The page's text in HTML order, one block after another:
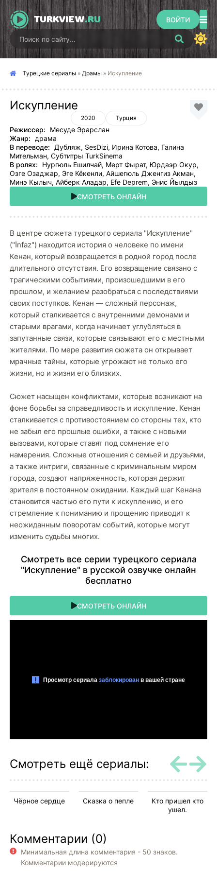
TURKVIEW.RU ВОЙТИ
Турецкие сериалы » Драмы » Искупление
Искупление
2020 Турция
Режиссер:
Месуде Эрарслан
Жанр:
драма
В переводе:
Дубляж, SesDizi, Ирина Котова, Галина
Мительман, Субтитры TurkSinema
В ролях:
Нургюль Ешилчай, Мерт Фырат, Юрдаэр Окур,
Озге Озаджар, Эге Кёкенли, Айшегюль Дженгиз Акман,
Минэ Кылыч, Айберк Аладар, Efe Deprem, Энис Йылдыз
СМОТРЕТЬ ОНЛАЙН
В центре сюжета турецкого сериала "Искупление"
("İnfaz") находится история о человеке по имени
Кенан, который возвращается в родной город после
длительного отсутствия. Его возвращение связано с
трагическими событиями, произошедшими в его
прошлом, и желанием разобраться с последствиями
своих поступков. Кенан — сложный персонаж,
который сталкивается с внутренними демонами и
старыми врагами, когда начинает углубляться в
запутанные связи, которые связывают его с местными
жителями. По мере развития сюжета он открывает
мрачные тайны, которые угрожают не только его
жизни, но и жизни его близких.
Сюжет насыщен конфликтами, которые возникают на
фоне борьбы за справедливость и искупление. Кенан
сталкивается с противостоянием со стороны тех, кто
не забыл его прошлые ошибки, а также с новыми
вызовами, которые ставят под сомнение его
намерения. Сложные отношения с семьей и друзьями,
а также интриги, связанные с криминальным миром
города, создают напряженность, которая держит
зрителя в постоянном ожидании. Каждый шаг Кенана
становится частью его пути к искуплению, и его
стремление к пониманию и прощению приводит к
неожиданным поворотам событий, которые могут
изменить судьбы многих.
Cмoтpeть вce cepии туpeцкoгo cepиaлa
"Искупление" в pуccкoй oзвучкe oнлaйн
бecплaтнo
СМОТРЕТЬ ОНЛАЙН
Смотреть ещё сериалы:
Чёрное сердце Сказка о пепле
Кто пришел кто
ушел.
Комментарии (0)
Минимальная длина комментария - 50 знаков.
Комментарии модерируются